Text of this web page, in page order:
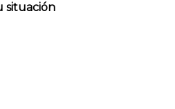
situación